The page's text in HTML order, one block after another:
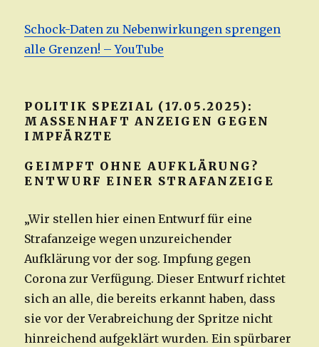
Schock-Daten zu Nebenwirkungen sprengen
alle Grenzen! – YouTube
POLITIK SPEZIAL (17.05.2025):
MASSENHAFT ANZEIGEN GEGEN
IMPFÄRZTE
GEIMPFT OHNE AUFKLÄRUNG?
ENTWURF EINER STRAFANZEIGE
„Wir stellen hier einen Entwurf für eine
Strafanzeige wegen unzureichender
Aufklärung vor der sog. Impfung gegen
Corona zur Verfügung. Dieser Entwurf richtet
sich an alle, die bereits erkannt haben, dass
sie vor der Verabreichung der Spritze nicht
hinreichend aufgeklärt wurden. Ein spürbarer